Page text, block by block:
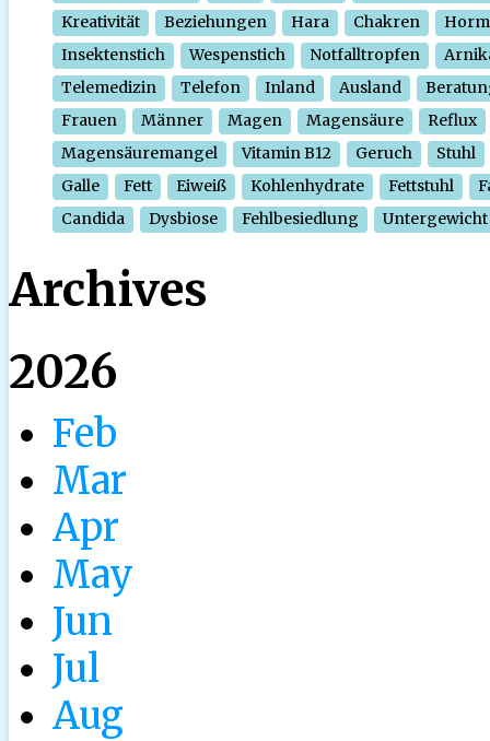
Kreativität
Beziehungen Hara Chakren
Insektenstich
Wespenstich Notfalltropfen
Telemedizin
Telefon Inland Ausland
Frauen
Männer Magen Magensäure
Reflux
Magensäuremangel
Vitamin B12 Geruch
Stuhl
Galle
Fett Eiweiß Kohlenhydrate Fettstuhl
Candida
Dysbiose Fehlbesiedlung Untergewicht
Archives
2026
Feb
Mar
Apr
May
Jun
Jul
Aug